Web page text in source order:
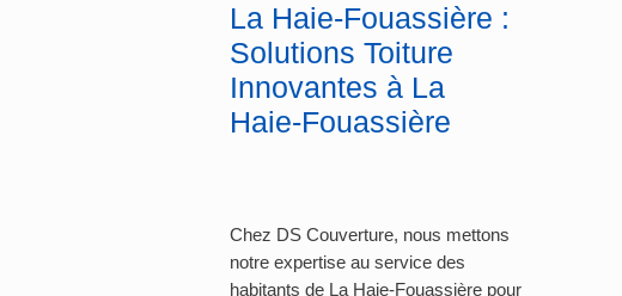
La Haie-Fouassière :
Solutions Toiture
Innovantes à La
Haie-Fouassière
Chez DS Couverture, nous mettons
notre expertise au service des
habitants de La Haie-Fouassière pour